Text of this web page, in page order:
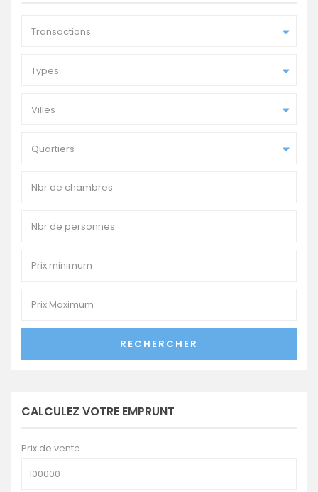
Transactions
Types
Villes
Quartiers
RECHERCHER
CALCULEZ VOTRE EMPRUNT
Prix de vente